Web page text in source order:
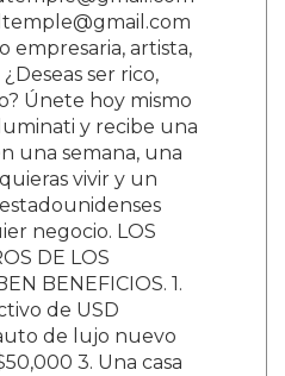
empresaria, artista,
ser rico,
Únete hoy mismo
y recibe una
una semana, una
vivir y un
negocio. LOS
DE LOS
BENEFICIOS. 1.
de USD
de lujo nuevo
3. Una casa